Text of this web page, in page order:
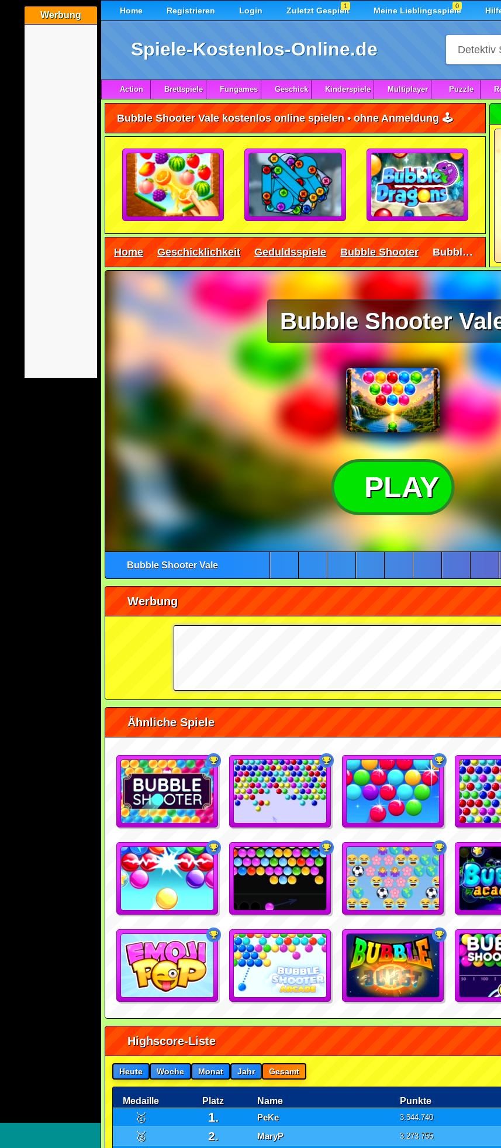
Werbung Home Registrieren Login Zuletzt Gespielt
1 Meine Lieblingsspiele
0
Spiele-Kostenlos-Online.de
Action Brettspiele Fungames Geschick Kinderspiele Multiplayer Puzzle
Bubble Shooter Vale kostenlos online spielen • ohne Anmeldung 🕹️
Home Geschicklichkeit Geduldsspiele Bubble Shooter Bubble Shooter Vale
Bubble Shooter
PLAY
Bubble Shooter Vale
Werbung
Ähnliche Spiele
Highscore-Liste
Heute Woche Monat Jahr Gesamt
Medaille Platz Name Punkte
🥇 1. PeKe 3.544.740
🥈 2. MaryP 3.273.755